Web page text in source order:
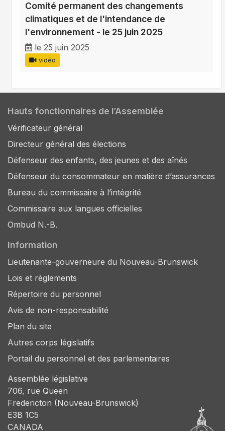
Comité permanent des changements
climatiques et de l'intendance de
l'environnement - le 25 juin 2025
le 25 juin 2025
vidéo
Hauts fonctionnaires de l’Assemblée
Vérificateur général
Directeur général des élections
Défenseur des enfants, des jeunes et des aînés
Défenseur du consommateur en matière d’assurances
Bureau du commissaire à l’intégrité
Commissaire aux langues officielles
Ombud N.-B.
Information
Lieutenante-gouverneure du Nouveau-Brunswick
Lois et règlements
Répertoire du personnel
Avis de non-responsabilité
Plan du site
Autres corps législatifs
Portail du personnel et des parlementaires
Assemblée législative
706, rue Queen
Fredericton (Nouveau-Brunswick)
E3B 1C5
CANADA